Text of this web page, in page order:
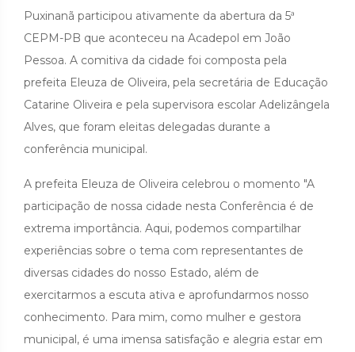
Puxinanã participou ativamente da abertura da 5ª
CEPM-PB que aconteceu na Acadepol em João
Pessoa. A comitiva da cidade foi composta pela
prefeita Eleuza de Oliveira, pela secretária de Educação
Catarine Oliveira e pela supervisora escolar Adelizângela
Alves, que foram eleitas delegadas durante a
conferência municipal.
A prefeita Eleuza de Oliveira celebrou o momento "A
participação de nossa cidade nesta Conferência é de
extrema importância. Aqui, podemos compartilhar
experiências sobre o tema com representantes de
diversas cidades do nosso Estado, além de
exercitarmos a escuta ativa e aprofundarmos nosso
conhecimento. Para mim, como mulher e gestora
municipal, é uma imensa satisfação e alegria estar em